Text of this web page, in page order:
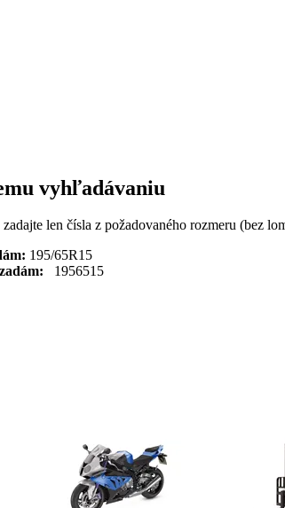
vyhľadávaniu
len čísla z požadovaného rozmeru (bez
195/65R15
1956515